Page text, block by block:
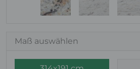
Maß auswählen